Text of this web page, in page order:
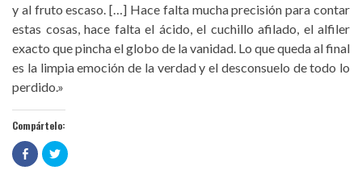
y al fruto escaso. […] Hace falta mucha precisión para contar
estas cosas, hace falta el ácido, el cuchillo afilado, el alfiler
exacto que pincha el globo de la vanidad. Lo que queda al final
es la limpia emoción de la verdad y el desconsuelo de todo lo
perdido.»
Compártelo:
Haz
clic
para
Haz
clic